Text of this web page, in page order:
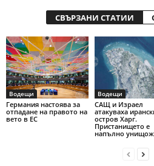
СВЪРЗАНИ СТАТИИ
Водещи
Германия настоява за
отпадане на правото на
вето в ЕС
Водещи
САЩ и Израел
атакуваха
остров Харг.
Пристанището е
напълно